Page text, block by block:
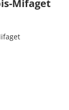
Mifaget